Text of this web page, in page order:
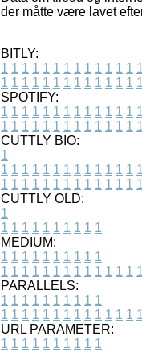
der måtte være lavet
BITLY:
1 1 1 1 1 1 1 1 1 1 1 1 1 1
1 1 1 1 1 1 1 1 1 1 1 1 1 1
SPOTIFY:
1 1 1 1 1 1 1 1 1 1 1 1 1 1
1 1 1 1 1 1 1 1 1 1 1 1 1 1
CUTTLY BIO:
1
1 1 1 1 1 1 1 1 1 1 1 1 1 1
1 1 1 1 1 1 1 1 1 1 1 1 1 1
CUTTLY OLD:
1
1 1 1 1 1 1 1 1 1 1
MEDIUM:
1 1 1 1 1 1 1 1 1 1
1 1 1 1 1 1 1 1 1 1 1 1 1 1
PARALLELS:
1 1 1 1 1 1 1 1 1 1
1 1 1 1 1 1 1 1 1 1 1 1 1 1
URL PARAMETER:
1 1 1 1 1 1 1 1 1 1